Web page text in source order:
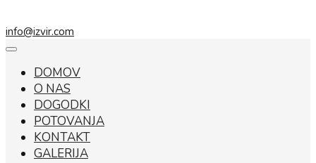
info@izvir.com
DOMOV
O NAS
DOGODKI
POTOVANJA
KONTAKT
GALERIJA